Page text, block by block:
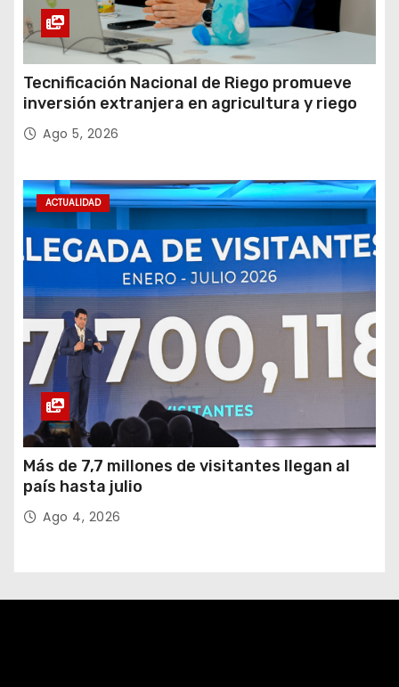
Tecnificación Nacional de Riego promueve
inversión extranjera en agricultura y riego
Ago 5, 2026
ACTUALIDAD
Más de 7,7 millones de visitantes llegan al
país hasta julio
Ago 4, 2026